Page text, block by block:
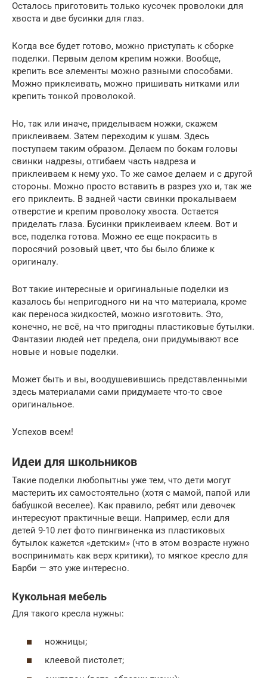
Осталось приготовить только кусочек проволоки для
хвоста и две бусинки для глаз.
Когда все будет готово, можно приступать к сборке
поделки. Первым делом крепим ножки. Вообще,
крепить все элементы можно разными способами.
Можно приклеивать, можно пришивать нитками или
крепить тонкой проволокой.
Но, так или иначе, приделываем ножки, скажем
приклеиваем. Затем переходим к ушам. Здесь
поступаем таким образом. Делаем по бокам головы
свинки надрезы, отгибаем часть надреза и
приклеиваем к нему ухо. То же самое делаем и с другой
стороны. Можно просто вставить в разрез ухо и, так же
его приклеить. В задней части свинки прокалываем
отверстие и крепим проволоку хвоста. Остается
приделать глаза. Бусинки приклеиваем клеем. Вот и
все, поделка готова. Можно ее еще покрасить в
поросячий розовый цвет, что бы было ближе к
оригиналу.
Вот такие интересные и оригинальные поделки из
казалось бы непригодного ни на что материала, кроме
как переноса жидкостей, можно изготовить. Это,
конечно, не всё, на что пригодны пластиковые бутылки.
Фантазии людей нет предела, они придумывают все
новые и новые поделки.
Может быть и вы, воодушевившись представленными
здесь материалами сами придумаете что-то свое
оригинальное.
Успехов всем!
Идеи для школьников
Такие поделки любопытны уже тем, что дети могут
мастерить их самостоятельно (хотя с мамой, папой или
бабушкой веселее). Как правило, ребят или девочек
интересуют практичные вещи. Например, если для
детей 9-10 лет фото пингвиненка из пластиковых
бутылок кажется «детским» (что в этом возрасте нужно
воспринимать как верх критики), то мягкое кресло для
Барби — это уже интересно.
Кукольная мебель
Для такого кресла нужны:
ножницы;
клеевой пистолет;